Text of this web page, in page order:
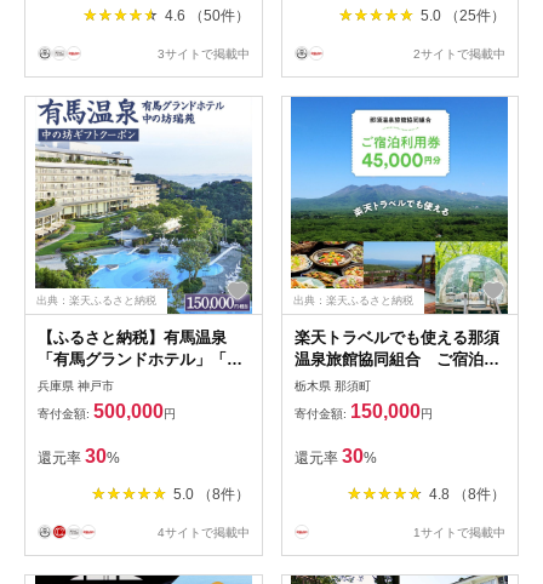
葉 [0013]
4.6 （50件）
3サイトで掲載中
すめ 夏休み 紅葉 [0002]
5.0 （25件）
2サイトで掲載中
出典：楽天ふるさと納税
【ふるさと納税】有馬温泉
「有馬グランドホテル」「中
の坊瑞苑」 中の坊ギフトク
ーポン（150000円相当） | 名
湯 有馬 佳宿 三名湯 泉質 関
西 神戸 宿泊 チケット 人気
おすすめ
兵庫県 神戸市
寄付金額: 500,000円
還元率 30%
5.0 （8件）
4サイトで掲載中
出典：楽天ふるさと納税
楽天トラベルでも使える那須
温泉旅館協同組合 ご宿泊利
用券45,000円分 宿泊 旅行 チ
ケット クーポン 宿泊券 楽天
トラベル 温泉 露天風呂 旅行
券 温泉 ホテル 〔H-8〕
栃木県 那須町
寄付金額: 150,000円
還元率 30%
4.8 （8件）
1サイトで掲載中